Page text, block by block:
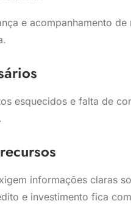
e acompanhamento
esquecidos e falta de
informações claras
e investimento fica